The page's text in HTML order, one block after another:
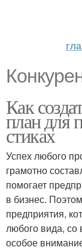
Как
план для
стиках
Успех любого
грамотно
помогает
в бизнес.
предприятия,
любого вида, со
особое